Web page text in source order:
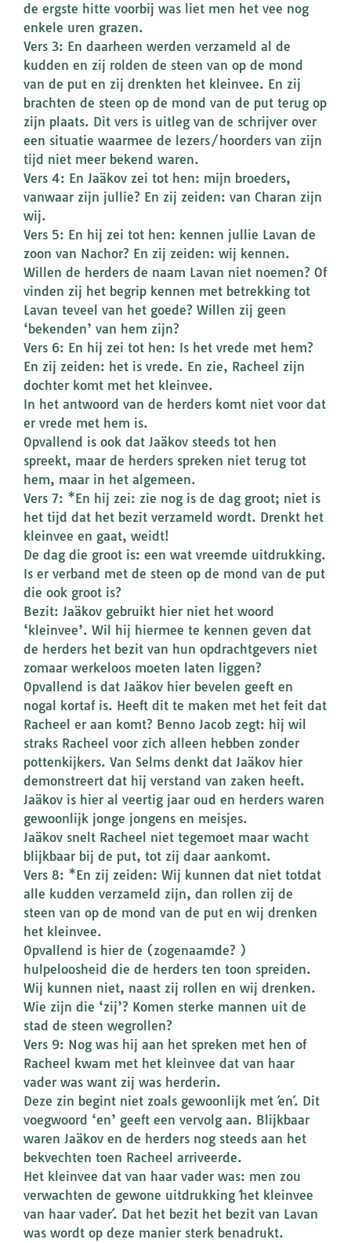
de ergste hitte voorbij was liet men het vee nog
enkele uren grazen.
Vers 3: En daarheen werden verzameld al de
kudden en zij rolden de steen van op de mond
van de put en zij drenkten het kleinvee. En zij
brachten de steen op de mond van de put terug op
zijn plaats. Dit vers is uitleg van de schrijver over
een situatie waarmee de lezers/hoorders van zijn
tijd niet meer bekend waren.
Vers 4: En Jaäkov zei tot hen: mijn broeders,
vanwaar zijn jullie? En zij zeiden: van Charan zijn
wij.
Vers 5: En hij zei tot hen: kennen jullie Lavan de
zoon van Nachor? En zij zeiden: wij kennen.
Willen de herders de naam Lavan niet noemen? Of
vinden zij het begrip kennen met betrekking tot
Lavan teveel van het goede? Willen zij geen
‘bekenden’ van hem zijn?
Vers 6: En hij zei tot hen: Is het vrede met hem?
En zij zeiden: het is vrede. En zie, Racheel zijn
dochter komt met het kleinvee.
In het antwoord van de herders komt niet voor dat
er vrede met hem is.
Opvallend is ook dat Jaäkov steeds tot hen
spreekt, maar de herders spreken niet terug tot
hem, maar in het algemeen.
Vers 7: *En hij zei: zie nog is de dag groot; niet is
het tijd dat het bezit verzameld wordt. Drenkt het
kleinvee en gaat, weidt!
De dag die groot is: een wat vreemde uitdrukking.
Is er verband met de steen op de mond van de put
die ook groot is?
Bezit: Jaäkov gebruikt hier niet het woord
‘kleinvee’. Wil hij hiermee te kennen geven dat
de herders het bezit van hun opdrachtgevers niet
zomaar werkeloos moeten laten liggen?
Opvallend is dat Jaäkov hier bevelen geeft en
nogal kortaf is. Heeft dit te maken met het feit dat
Racheel er aan komt? Benno Jacob zegt: hij wil
straks Racheel voor zich alleen hebben zonder
pottenkijkers. Van Selms denkt dat Jaäkov hier
demonstreert dat hij verstand van zaken heeft.
Jaäkov is hier al veertig jaar oud en herders waren
gewoonlijk jonge jongens en meisjes.
Jaäkov snelt Racheel niet tegemoet maar wacht
blijkbaar bij de put, tot zij daar aankomt.
Vers 8: *En zij zeiden: Wij kunnen dat niet totdat
alle kudden verzameld zijn, dan rollen zij de
steen van op de mond van de put en wij drenken
het kleinvee.
Opvallend is hier de (zogenaamde? )
hulpeloosheid die de herders ten toon spreiden.
Wij kunnen niet, naast zij rollen en wij drenken.
Wie zijn die ‘zij’? Komen sterke mannen uit de
stad de steen wegrollen?
Vers 9: Nog was hij aan het spreken met hen of
Racheel kwam met het kleinvee dat van haar
vader was want zij was herderin.
Deze zin begint niet zoals gewoonlijk met ´en´. Dit
voegwoord ‘en’ geeft een vervolg aan. Blijkbaar
waren Jaäkov en de herders nog steeds aan het
bekvechten toen Racheel arriveerde.
Het kleinvee dat van haar vader was: men zou
verwachten de gewone uitdrukking ´het kleinvee
van haar vader´. Dat het bezit het bezit van Lavan
was wordt op deze manier sterk benadrukt.